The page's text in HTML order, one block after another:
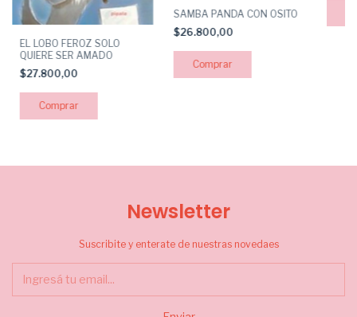
EL LOBO FEROZ SOLO
QUIERE SER AMADO
$27.800,00
SAMBA PANDA CON OSITO
$26.800,00
Newsletter
Suscribite y enterate de nuestras novedaes